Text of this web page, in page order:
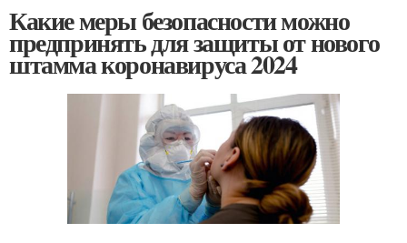
Какие меры безопасности можно
предпринять для защиты от нового
штамма коронавируса 2024